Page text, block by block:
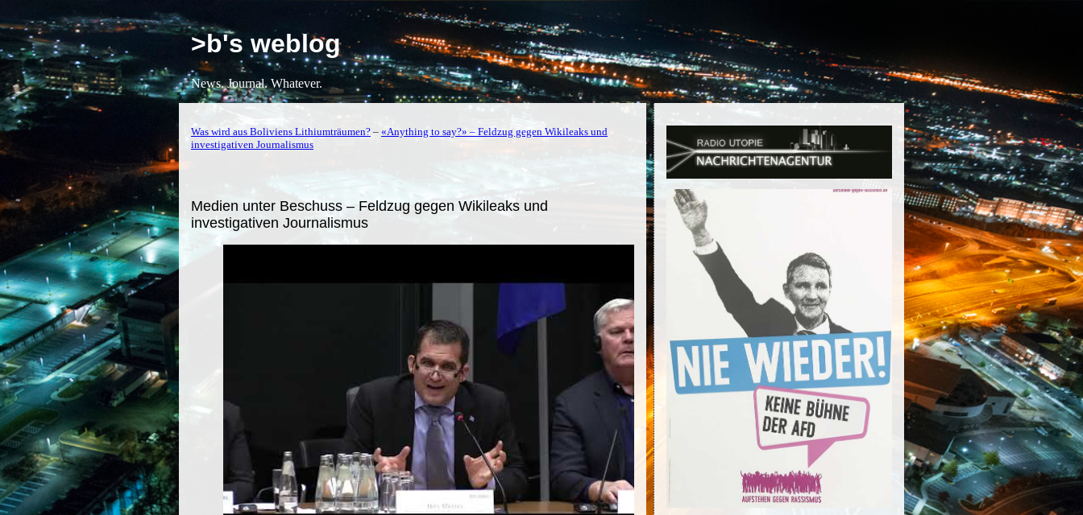
>b's weblog
News. Journal. Whatever.
Was wird aus Boliviens Lithiumträumen? – «Anything to say?» – Feldzug gegen Wikileaks und
investigativen Journalismus
Medien unter Beschuss – Feldzug gegen Wikileaks und
investigativen Journalismus